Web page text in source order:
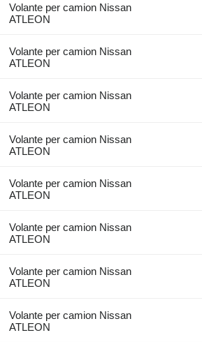
Volante per camion Nissan
ATLEON
Volante per camion Nissan
ATLEON
Volante per camion Nissan
ATLEON
Volante per camion Nissan
ATLEON
Volante per camion Nissan
ATLEON
Volante per camion Nissan
ATLEON
Volante per camion Nissan
ATLEON
Volante per camion Nissan
ATLEON